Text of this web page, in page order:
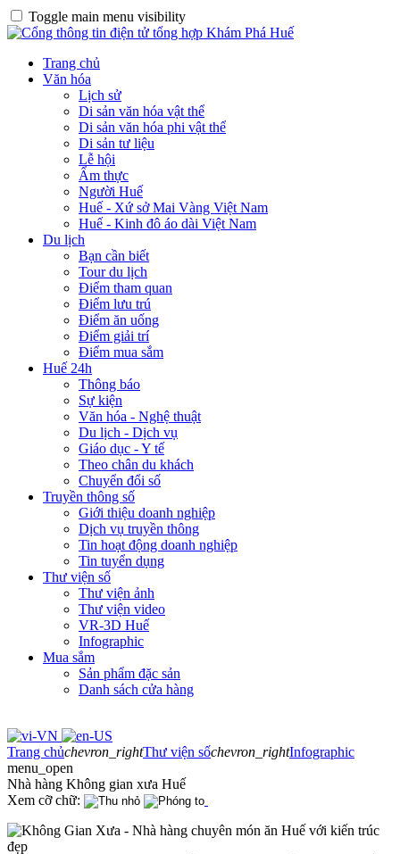
Toggle main menu visibility
Trang chủ
Văn hóa
Lịch sử
Di sản văn hóa vật thể
Di sản văn hóa phi vật thể
Di sản tư liệu
Lễ hội
Ẩm thực
Người Huế
Huế - Xứ sở Mai Vàng Việt Nam
Huế - Kinh đô áo dài Việt Nam
Du lịch
Bạn cần biết
Tour du lịch
Điểm tham quan
Điểm lưu trú
Điểm ăn uống
Điểm giải trí
Điểm mua sắm
Huế 24h
Thông báo
Sự kiện
Văn hóa - Nghệ thuật
Du lịch - Dịch vụ
Giáo dục - Y tế
Theo chân du khách
Chuyển đổi số
Truyền thông số
Giới thiệu doanh nghiệp
Dịch vụ truyền thông
Tin hoạt động doanh nghiệp
Tin tuyển dụng
Thư viện số
Thư viện ảnh
Thư viện video
VR-3D Huế
Infographic
Mua sắm
Sản phẩm đặc sản
Danh sách cửa hàng
Trang chủchevron_rightThư viện sốchevron_rightInfographic
menu_open
Nhà hàng Không gian xưa Huế
Xem cỡ chữ: